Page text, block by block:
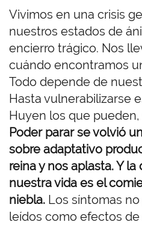
Vivimos en una crisis
nuestros estados de
encierro trágico. Nos
cuándo encontramos
Todo depende de
Hasta vulnerabilizarse
Huyen los que pueden,
Poder parar se volvió
sobre adaptativo
reina y nos aplasta. Y
nuestra vida es el
niebla. Los síntomas
leídos como efectos